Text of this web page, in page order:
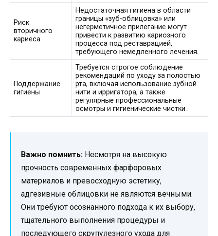
Риск
вторичного
кариеса
Недостаточная гигиена в области
границы «зуб-облицовка» или
негерметичное прилегание могут
привести к развитию кариозного
процесса под реставрацией,
требующего немедленного лечения.
Поддержание
гигиены
Требуется строгое соблюдение
рекомендаций по уходу за полостью
рта, включая использование зубной
нити и ирригатора, а также
регулярные профессиональные
осмотры и гигиенические чистки.
Важно помнить: Несмотря на высокую
прочность современных фарфоровых
материалов и превосходную эстетику,
адгезивные облицовки не являются вечными.
Они требуют осознанного подхода к их выбору,
тщательного выполнения процедуры и
последующего скрупулезного ухода для